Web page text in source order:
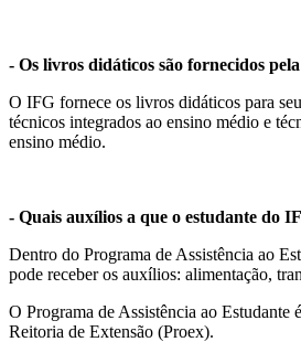
- Os livros didáticos são fornecidos
O IFG fornece os livros didáticos para
técnicos integrados ao ensino médio e
ensino médio.
- Quais auxílios a que o estudante do
Dentro do Programa de Assistência ao
pode receber os auxílios: alimentação,
O Programa de Assistência ao Estudante
Reitoria de Extensão (Proex).